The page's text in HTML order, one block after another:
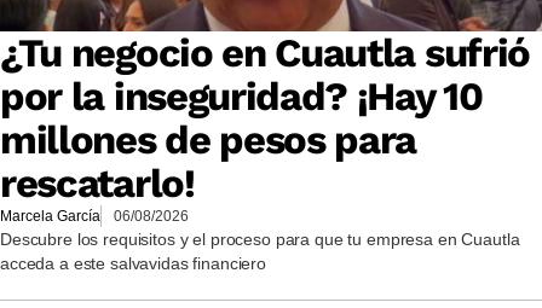
¿Tu negocio en Cuautla sufrió
por la inseguridad? ¡Hay 10
millones de pesos para
rescatarlo!
Marcela García 06/08/2026
Descubre los requisitos y el proceso para que tu empresa en Cuautla
acceda a este salvavidas financiero